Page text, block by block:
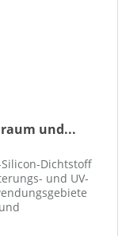
und...
Dichtstoff
und UV-